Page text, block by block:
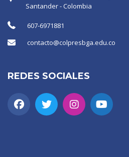
Santander - Colombia
607-6971881
contacto@colpresbga.edu.co
REDES SOCIALES